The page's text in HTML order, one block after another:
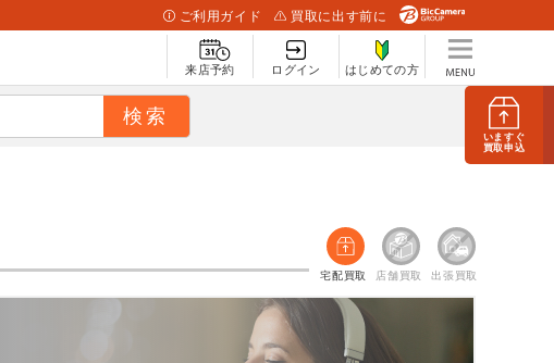
いますぐ
買取申込
ご利用ガイド 買取に出す前に
来店予約 ログイン はじめての方
宅配買取 店舗買取 出張買取